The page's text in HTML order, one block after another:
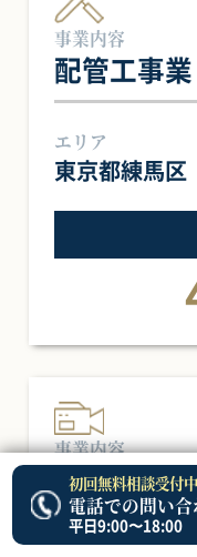
事業内容
配管工事業
エリア
東京都練馬区
事業内容
映像制作業
エリア
初回無料相談受付中
電話での問い合
平日9:00〜18:00